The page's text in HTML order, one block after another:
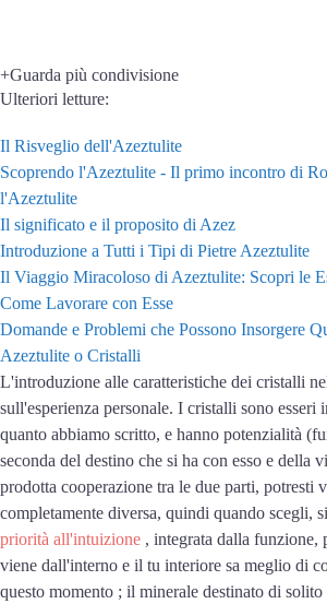
+Guarda più condivisione
Ulteriori letture:
Il Risveglio dell'Azeztulite
Scoprendo l'Azeztulite - Il primo incontro di
l'Azeztulite
Il significato e il proposito di Azez
Introduzione a Tutti i Tipi di Pietre Azeztulite
Il Viaggio Miracoloso di Azeztulite: Scopri le
Come Lavorare con Esse
Domande e Problemi che Possono Insorgere
Azeztulite o Cristalli
L'introduzione alle caratteristiche dei cristalli
sull'esperienza personale. I cristalli sono
quanto abbiamo scritto, e hanno potenzialità
seconda del destino che si ha con esso e della
prodotta cooperazione tra le due parti, potresti
completamente diversa, quindi quando scegli,
priorità all'intuizione , integrata dalla funzione,
viene dall'interno e il tu interiore sa meglio di
questo momento ; il minerale destinato di solito